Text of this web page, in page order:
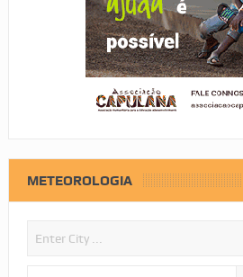
METEOROLOGIA